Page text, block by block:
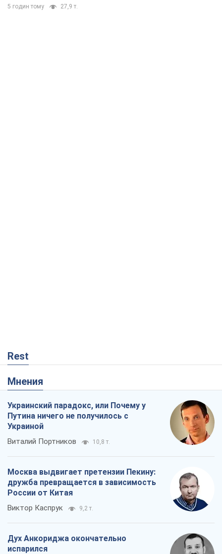
5 годин тому 27,9 т.
Rest
Мнения
Украинский парадокс, или Почему у
Путина ничего не получилось с
Украиной
Виталий Портников 10,8 т.
Москва выдвигает претензии Пекину:
дружба превращается в зависимость
России от Китая
Виктор Каспрук 9,2 т.
Дух Анкориджа окончательно
испарился